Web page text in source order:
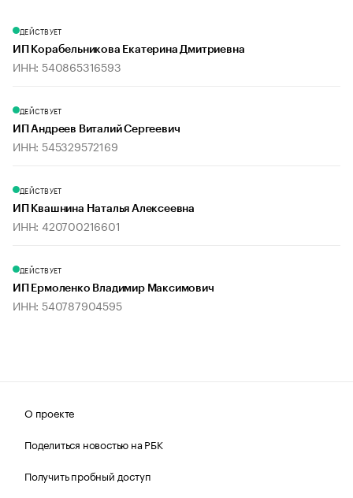
ДЕЙСТВУЕТ
ИП Корабельникова Екатерина Дмитриевна
ИНН: 540865316593
ДЕЙСТВУЕТ
ИП Андреев Виталий Сергеевич
ИНН: 545329572169
ДЕЙСТВУЕТ
ИП Квашнина Наталья Алексеевна
ИНН: 420700216601
ДЕЙСТВУЕТ
ИП Ермоленко Владимир Максимович
ИНН: 540787904595
О проекте
Поделиться новостью на РБК
Получить пробный доступ